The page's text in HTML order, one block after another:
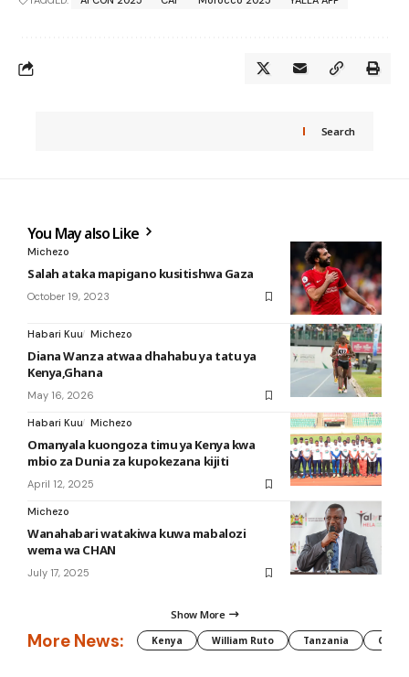
Search
You May also Like
Michezo
Salah ataka mapigano kusitishwa Gaza
October 19, 2023
Habari Kuu Michezo
Diana Wanza atwaa dhahabu ya tatu ya
Kenya,Ghana
May 16, 2026
Habari Kuu Michezo
Omanyala kuongoza timu ya Kenya kwa
mbio za Dunia za kupokezana kijiti
April 12, 2025
Michezo
Wanahabari watakiwa kuwa mabalozi
wema wa CHAN
July 17, 2025
Show More
More News: Kenya William Ruto Tanzania CAF